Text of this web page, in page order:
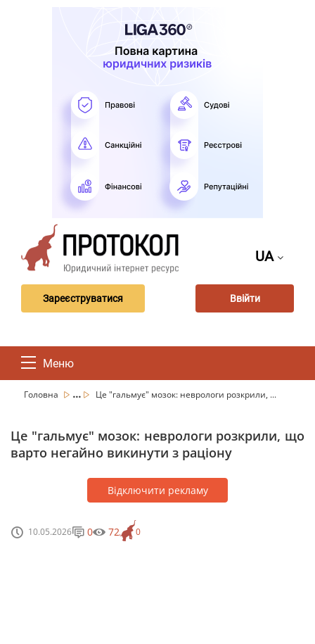
UA
Зареєструватися Ввійти
Меню
Головна ... Це "гальмує" мозок: неврологи розкрили, ...
Це "гальмує" мозок: неврологи розкрили, що
варто негайно викинути з раціону
Відключити рекламу
10.05.2026 0
0 72